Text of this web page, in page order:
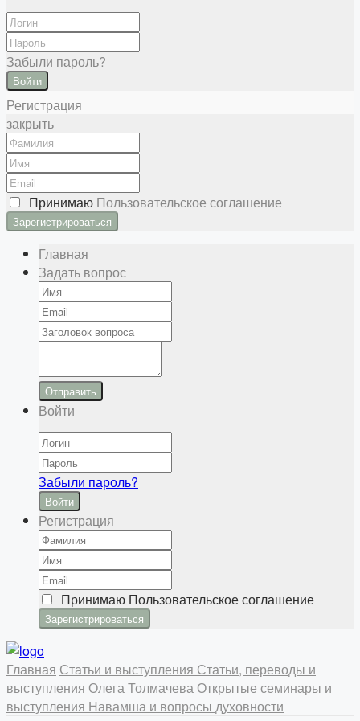
Забыли пароль?
Войти
Регистрация
закрыть
Принимаю Пользовательское соглашение
Главная
Задать вопрос
Отправить
Войти
Забыли пароль?
Войти
Регистрация
Принимаю Пользовательское соглашение
Главная Статьи и выступления Статьи, переводы и
выступления Олега Толмачева Открытые семинары и
выступления Навамша и вопросы духовности